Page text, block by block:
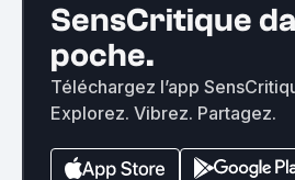
SensCritique
poche.
Téléchargez l’app
Explorez. Vibrez. Partagez.